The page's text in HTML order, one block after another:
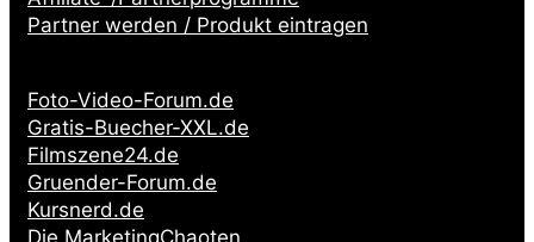
Partner werden / Produkt eintragen
Foto-Video-Forum.de
Gratis-Buecher-XXL.de
Filmszene24.de
Gruender-Forum.de
Kursnerd.de